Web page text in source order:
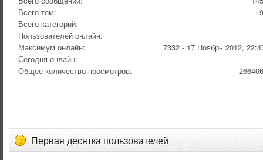
Всего тем:
Всего категорий:
Пользователей онлайн:
Максимум онлайн:
7332 - 17 Ноябрь 2012,
Сегодня онлайн:
Общее количество просмотров:
Первая десятка пользователей